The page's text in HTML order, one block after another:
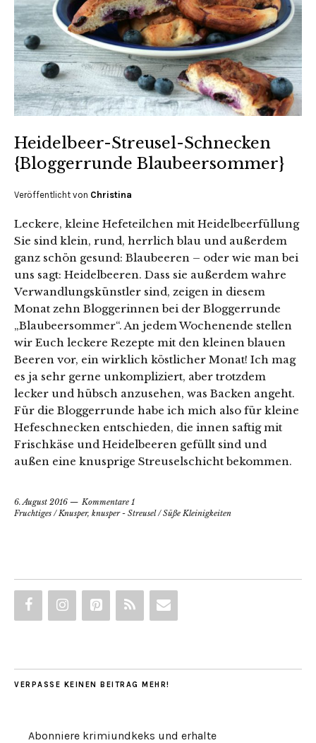
Heidelbeer-Streusel-Schnecken
{Bloggerrunde Blaubeersommer}
Veröffentlicht von Christina
Leckere, kleine Hefeteilchen mit Heidelbeerfüllung
Sie sind klein, rund, herrlich blau und außerdem
ganz schön gesund: Blaubeeren – oder wie man bei
uns sagt: Heidelbeeren. Dass sie außerdem wahre
Verwandlungskünstler sind, zeigen in diesem
Monat zehn Bloggerinnen bei der Bloggerrunde
„Blaubeersommer“. An jedem Wochenende stellen
wir Euch leckere Rezepte mit den kleinen blauen
Beeren vor, ein wirklich köstlicher Monat! Ich mag
es ja sehr gerne unkompliziert, aber trotzdem
lecker und hübsch anzusehen, was Backen angeht.
Für die Bloggerrunde habe ich mich also für kleine
Hefeschnecken entschieden, die innen saftig mit
Frischkäse und Heidelbeeren gefüllt sind und
außen eine knusprige Streuselschicht bekommen.
6. August 2016
Kommentare 1
Fruchtiges / Knusper, knusper - Streusel/Süße Kleinigkeiten
VERPASSE KEINEN BEITRAG MEHR!
Abonniere krimiundkeks und erhalte